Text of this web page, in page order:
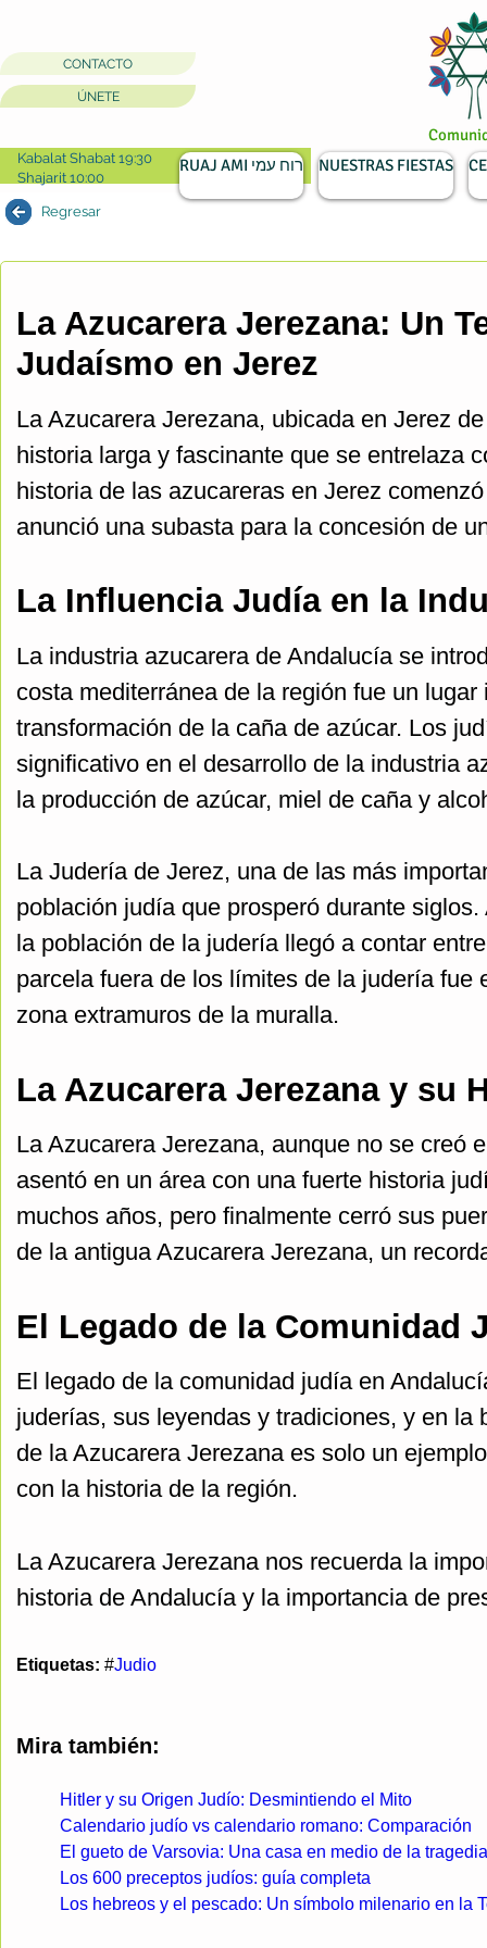
CONTACTO
ÚNETE
Kabalat Shabat 19:30
Shajarit 10:00
Regresar
La Azucarera Jerezana: Un
Judaísmo en Jerez
La Azucarera Jerezana, ubicada en Jerez
historia larga y fascinante que se entrelaza
historia de las azucareras en Jerez
anunció una subasta para la concesión de
La Influencia Judía en la
La industria azucarera de Andalucía se
costa mediterránea de la región fue un
transformación de la caña de azúcar. Los
significativo en el desarrollo de la industria
la producción de azúcar, miel de caña y
La Judería de Jerez, una de las más
población judía que prosperó durante
la población de la judería llegó a contar
parcela fuera de los límites de la judería fue
zona extramuros de la muralla.
La Azucarera Jerezana y su
La Azucarera Jerezana, aunque no se creó
asentó en un área con una fuerte historia
muchos años, pero finalmente cerró sus
de la antigua Azucarera Jerezana, un
El Legado de la Comunidad
El legado de la comunidad judía en
juderías, sus leyendas y tradiciones, y en
de la Azucarera Jerezana es solo un
con la historia de la región.
La Azucarera Jerezana nos recuerda la
historia de Andalucía y la importancia de
Etiquetas: #Judio
Mira también:
Hitler y su Origen Judío: Desmintiendo el Mito
Calendario judío vs calendario romano: Comparación
El gueto de Varsovia: Una casa en medio de la tragedia
Los 600 preceptos judíos: guía completa
Los hebreos y el pescado: Un símbolo milenario en la
RUAJ AMI רוח עמי NUESTRAS FIESTAS